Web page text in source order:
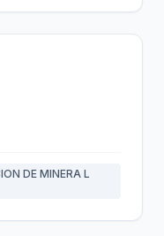
DE MINERA L